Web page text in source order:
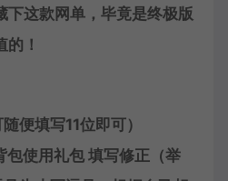
下这款网单，毕竟是终极版
！
便填写11位即可）
包使用礼包 填写修正（举